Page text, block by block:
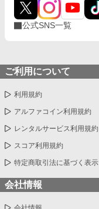
公式SNS一覧
ご利用について
利用規約
アルファコイン利用規約
レンタルサービス利用規約
スコア利用規約
特定商取引法に基づく表示
会社情報